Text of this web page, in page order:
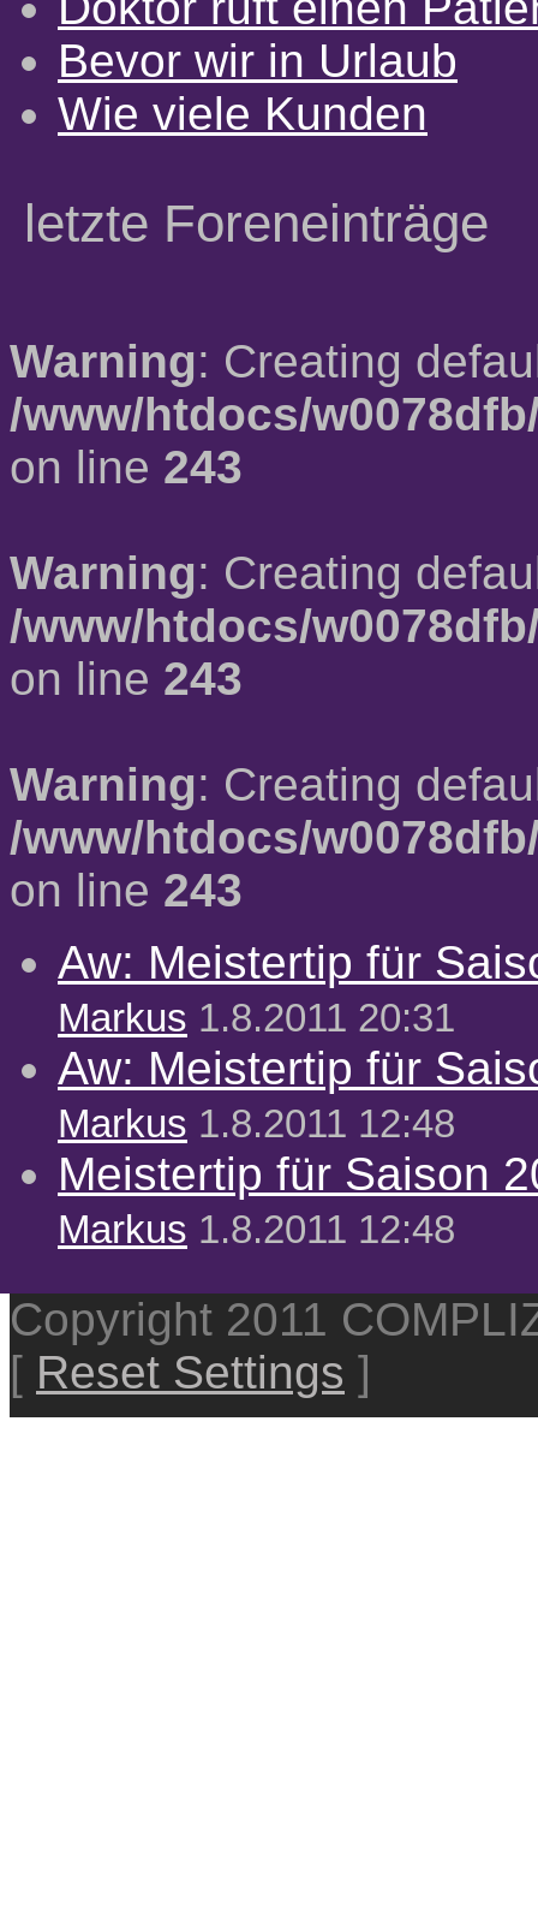
Bevor wir in Urlaub
Wie viele Kunden
letzte Foreneinträge
Warning: Creating
/www/htdocs/
on line 243
Warning: Creating
/www/htdocs/
on line 243
Warning: Creating
/www/htdocs/
on line 243
Aw: Meistertip für
Markus 1.8.2011 20:31
Aw: Meistertip für
Markus 1.8.2011 12:48
Meistertip für Saison
Markus 1.8.2011 12:48
Copyright 2011
[ Reset Settings ]